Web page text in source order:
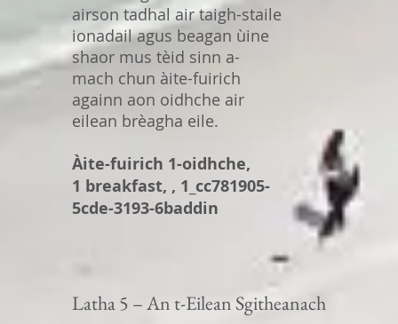
airson tadhal air taigh-staile
ionadail agus beagan ùine
shaor mus tèid sinn a-
mach chun àite-fuirich
againn aon oidhche air
eilean brèagha eile.
Àite-fuirich 1-oidhche,
1 breakfast, , 1_cc781905-
5cde-3193-6baddin
Latha 5 – An t-Eilean Sgitheanach